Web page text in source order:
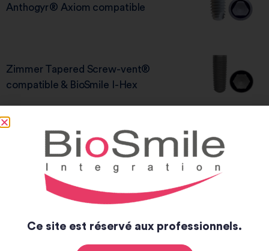
Anthogyr® Axiom compatible
Zimmer Tapered Screw-vent®
compatible & BioSmile I-Hex
Biotech Dental Kontact compatible
Ce site est réservé aux professionnels.